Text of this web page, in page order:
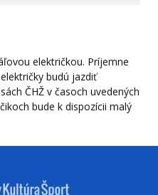
električkou. Príjemne
budú jazdiť
ČHŽ v časoch uvedených
bude k dispozícii malý